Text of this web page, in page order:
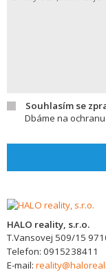
Souhlasím se
Dbáme na
HALO reality, s.r.o.
T.Vansovej 509/15
Telefon: 0915238411
E-mail: